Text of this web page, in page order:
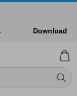
Download